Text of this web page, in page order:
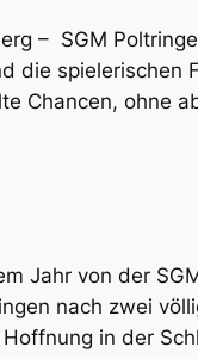
– SGM
die spielerischen
Chancen, ohne
Jahr von der
nach zwei
in der